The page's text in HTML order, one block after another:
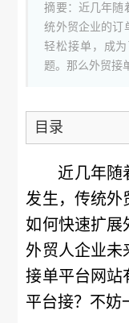
摘要：近几年随
统外贸企业的订
轻松接单，成
题。那么外贸接
目录
近几年随
发生，传统外
如何快速扩展
外贸人企业未
接单平台网站
平台接？不妨